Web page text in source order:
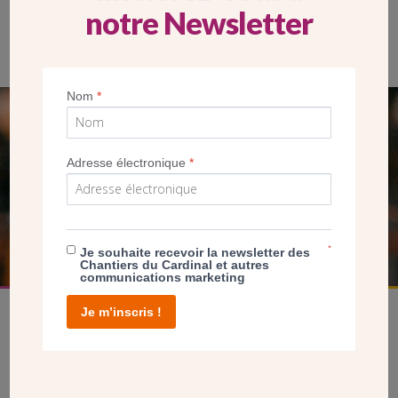
SEUL VOTRE DON
NOUS PERMET D’AGIR
FAIRE UN DON
notre Newsletter
Nom*
Adresse électronique*
Je souhaite recevoir la newsletter des
Chantiers du Cardinal et autres
communications marketing
*
Je m’inscris !